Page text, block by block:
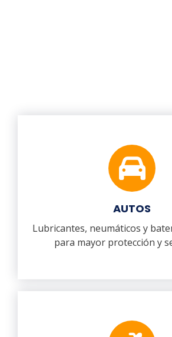
AUTOS
Lubricantes, neumáticos y
para mayor protección y